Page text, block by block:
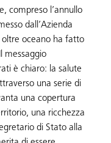
compreso l’annullo
dall’Azienda
oltre oceano ha fatto
messaggio
è chiaro: la salute
una serie di
una copertura
una ricchezza
di Stato alla